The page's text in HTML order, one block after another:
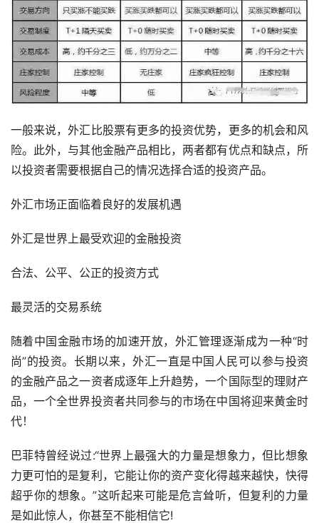
一般来说，外汇比股票有更多的投资优势，更多的机会和风
险。此外，与其他金融产品相比，两者都有优点和缺点，所
以投资者需要根据自己的情况选择合适的投资产品。
外汇市场正面临着良好的发展机遇
外汇是世界上最受欢迎的金融投资
合法、公平、公正的投资方式
最灵活的交易系统
随着中国金融市场的加速开放，外汇管理逐渐成为一种“时
尚”的投资。长期以来，外汇一直是中国人民可以参与投资
的金融产品之一资者成逐年上升趋势，一个国际型的理财产
品，一个全世界投资者共同参与的市场在中国将迎来黄金时
代！
巴菲特曾经说过:“世界上最强大的力量是想象力，但比想象
力更可怕的是复利，它能让你的资产变化得越来越快，快得
超乎你的想象。”这听起来可能是危言耸听，但复利的力量
是如此惊人，你甚至不能相信它!